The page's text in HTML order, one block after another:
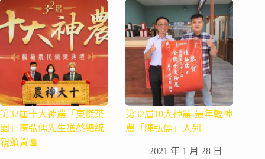
第32屆十大神農「東傑茶
園」陳弘儒先生獲蔡總統
親頒賀匾
第32屆10大神農-最年輕神
農「陳弘儒」入列
2021 年 1 月 28 日